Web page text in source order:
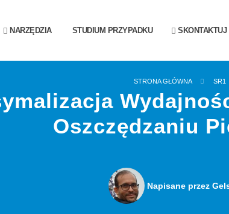
NARZĘDZIA STUDIUM PRZYPADKU SKONTAKTUJ
STRONA GŁÓWNA SR1
Oszczędzaniu
Napisane przez